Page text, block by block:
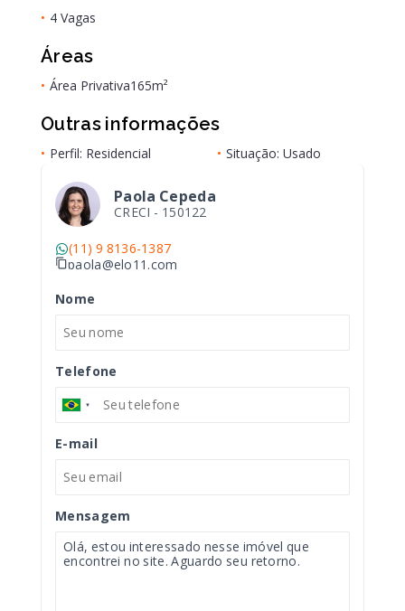
• 4 Vagas
Áreas
• Área Privativa165m²
Outras informações
• Perfil: Residencial • Situação: Usado
Paola Cepeda
CRECI - 150122
(11) 9 8136-1387
paola@elo11.com
Nome
Telefone
E-mail
Mensagem